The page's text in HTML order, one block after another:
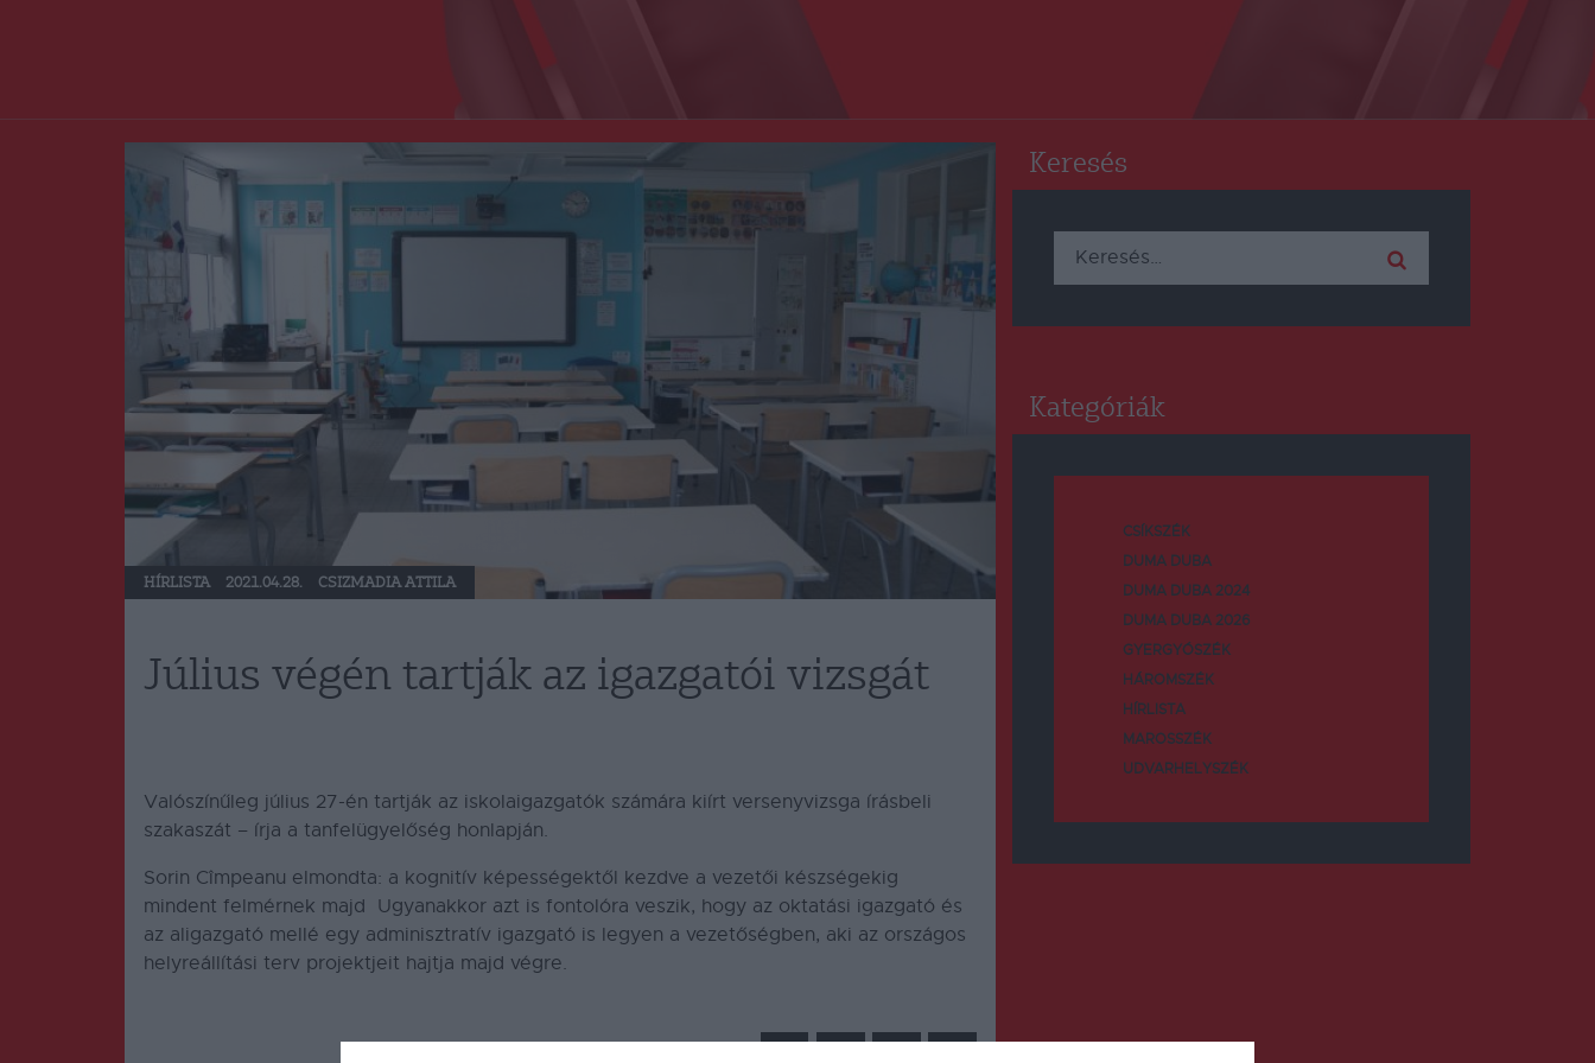
HÍRLISTA 2021.04.28. CSIZMADIA ATTILA
Július végén tartják az igazgatói vizsgát
Valószínűleg július 27-én tartják az iskolaigazgatók számára kiírt versenyvizsga írásbeli
szakaszát – írja a tanfelügyelőség honlapján.
Sorin Cîmpeanu elmondta: a kognitív képességektől kezdve a vezetői készségekig
mindent felmérnek majd Ugyanakkor azt is fontolóra veszik, hogy az oktatási igazgató és
az aligazgató mellé egy adminisztratív igazgató is legyen a vezetőségben, aki az országos
helyreállítási terv projektjeit hajtja majd végre.
Keresés
Keresés:
Kategóriák
CSÍKSZÉK
DUMA DUBA
DUMA DUBA 2024
DUMA DUBA 2026
GYERGYÓSZÉK
HÁROMSZÉK
HÍRLISTA
MAROSSZÉK
UDVARHELYSZÉK